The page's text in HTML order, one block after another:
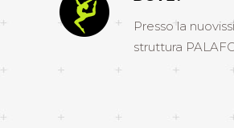
Presso la
struttura